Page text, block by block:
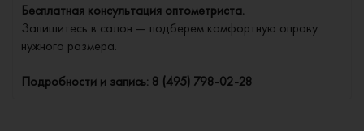
Бесплатная консультация оптометриста.
Запишитесь в салон — подберем комфортную оправу
нужного размера.
Подробности и запись: 8 (495) 798-02-28